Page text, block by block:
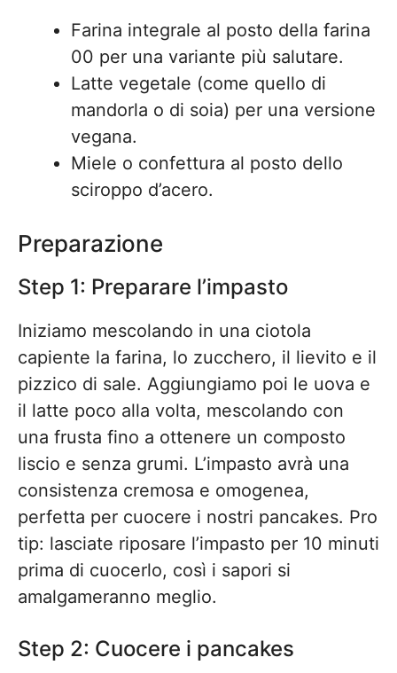
Farina integrale al posto della farina
00 per una variante più salutare.
Latte vegetale (come quello di
mandorla o di soia) per una versione
vegana.
Miele o confettura al posto dello
sciroppo d’acero.
Preparazione
Step 1: Preparare l’impasto
Iniziamo mescolando in una ciotola
capiente la farina, lo zucchero, il lievito e il
pizzico di sale. Aggiungiamo poi le uova e
il latte poco alla volta, mescolando con
una frusta fino a ottenere un composto
liscio e senza grumi. L’impasto avrà una
consistenza cremosa e omogenea,
perfetta per cuocere i nostri pancakes. Pro
tip: lasciate riposare l’impasto per 10 minuti
prima di cuocerlo, così i sapori si
amalgameranno meglio.
Step 2: Cuocere i pancakes